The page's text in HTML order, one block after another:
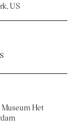
US
Museum Het